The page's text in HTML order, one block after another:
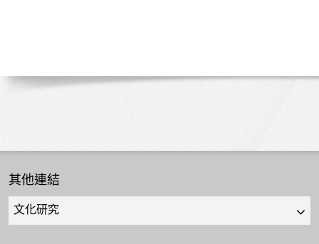
其他連結
Quick
links
select